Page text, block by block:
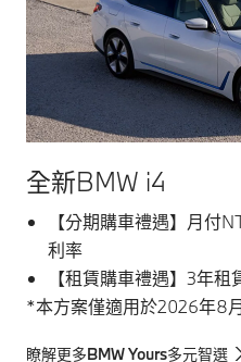
全新BMW i4
【分期購車禮遇】月
利率
【租賃購車禮遇】3年租
*本方案僅適用於2026年8
瞭解更多BMW Yours多元智選